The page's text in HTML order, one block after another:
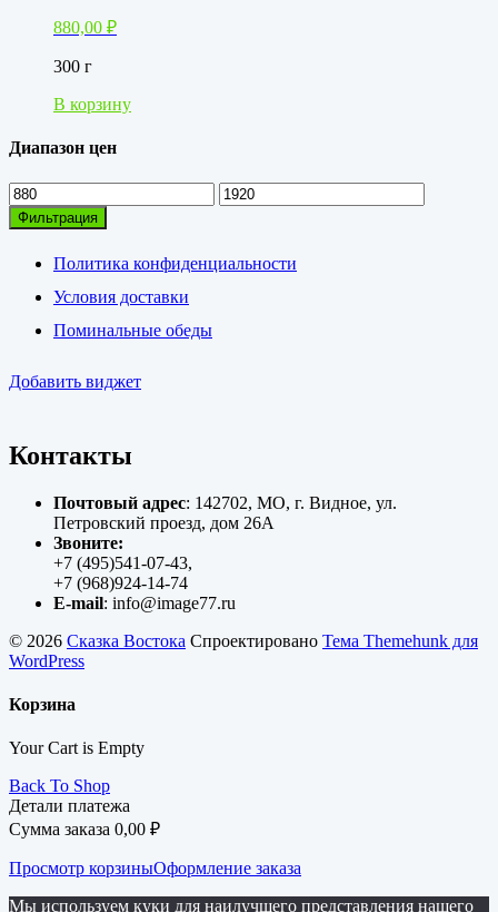
880,00 ₽
300 г
В корзину
Диапазон цен
Минимальная
цена
Максимальная
цена
Фильтрация
Политика конфиденциальности
Условия доставки
Поминальные обеды
Добавить виджет
Контакты
Почтовый адрес: 142702, МО, г. Видное, ул.
Петровский проезд, дом 26А
Звоните:
+7 (495)541-07-43,
+7 (968)924-14-74
E-mail: info@image77.ru
© 2026 Сказка Востока Спроектировано Тема Themehunk для
WordPress
Корзина
Your Cart is Empty
Back To Shop
Детали платежа
Сумма заказа 0,00 ₽
Просмотр корзиныОформление заказа
Мы используем куки для наилучшего представления нашего